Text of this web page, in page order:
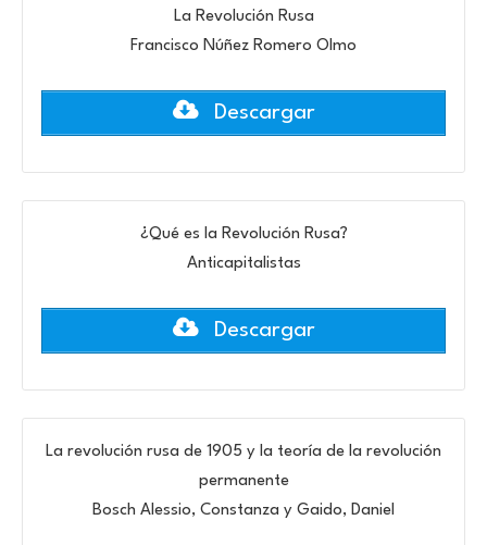
La Revolución Rusa
Francisco Núñez Romero Olmo
Descargar
¿Qué es la Revolución Rusa?
Anticapitalistas
Descargar
La revolución rusa de 1905 y la teoría de la revolución
permanente
Bosch Alessio, Constanza y Gaido, Daniel